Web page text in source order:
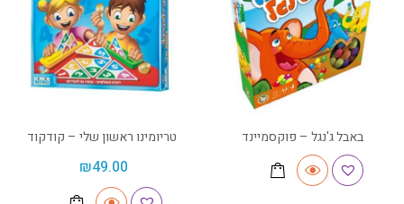
באבל ג'נגל – פוקסמיינד טריומינו ראשון שלי – קודקוד
₪49.00